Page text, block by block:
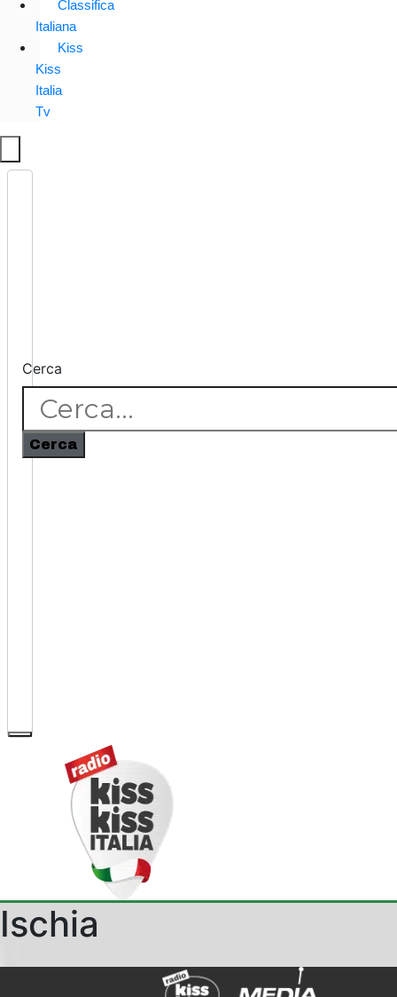
Classifica
Italiana
Kiss
Kiss
Italia
Tv
Cerca
Cerca
Ischia